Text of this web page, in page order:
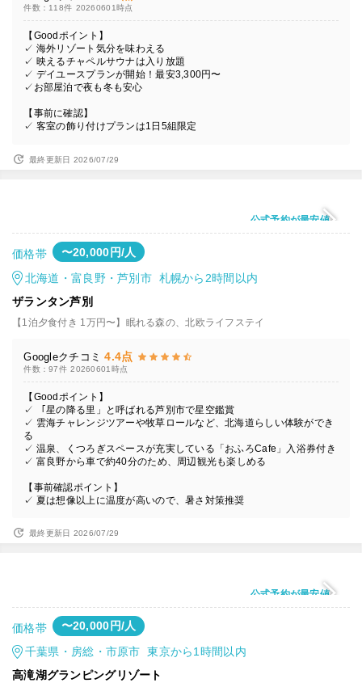
件数：118件 20260601時点
【Goodポイント】
✓ 海外リゾート気分を味わえる
✓ 映えるチャペルサウナは入り放題
✓ デイユースプランが開始！最安3,300円〜
✓お部屋泊で夜も冬も安心
【事前に確認】
✓ 客室の飾り付けプランは1日5組限定
最終更新日 2026/07/29
公式予約が最安値
価格帯 〜20,000円/人
北海道・富良野・芦別市 札幌から2時間以内
ザランタン芦別
【1泊夕食付き 1万円〜】眠れる森の、北欧ライフステイ
Googleクチコミ 4.4点
件数：97件 20260601時点
【Goodポイント】
✓ 「星の降る里」と呼ばれる芦別市で星空鑑賞
✓ 雲海チャレンジツアーや牧草ロールなど、北海道らしい体験ができ
る
✓ 温泉、くつろぎスペースが充実している「おふろCafe」入浴券付き
✓ 富良野から車で約40分のため、周辺観光も楽しめる
【事前確認ポイント】
✓ 夏は想像以上に温度が高いので、暑さ対策推奨
最終更新日 2026/07/29
公式予約が最安値
価格帯 〜20,000円/人
千葉県・房総・市原市 東京から1時間以内
高滝湖グランピングリゾート